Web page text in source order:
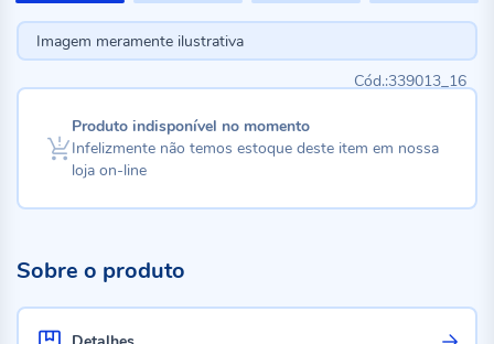
Imagem meramente ilustrativa
339013_16
Produto indisponível no momento
Infelizmente não temos estoque deste item em nossa
loja on-line
Sobre o produto